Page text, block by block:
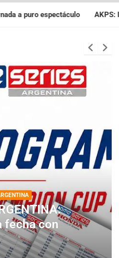
Intervino la IGJ y oficializó el
fecha con